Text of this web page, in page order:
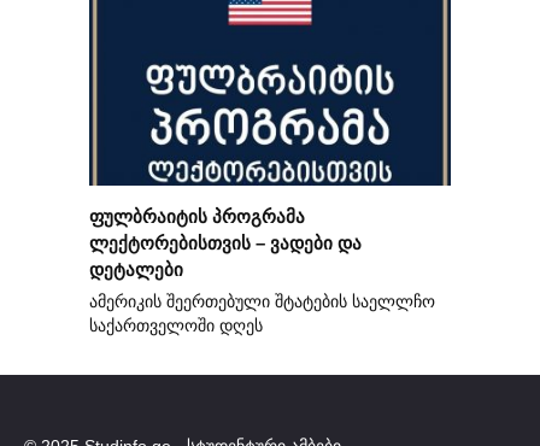
ფულბრაიტის პროგრამა
ლექტორებისთვის – ვადები და
დეტალები
ამერიკის შეერთებული შტატების საელლჩო
საქართველოში დღეს